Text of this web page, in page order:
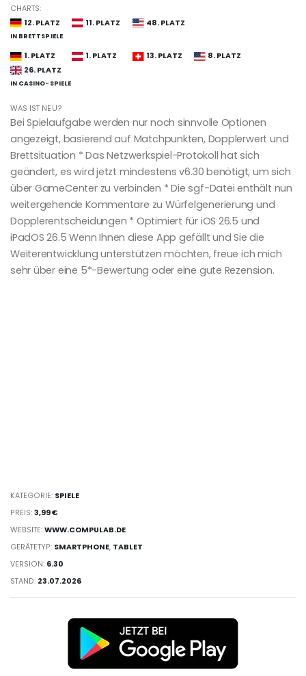
CHARTS:
12. PLATZ
11. PLATZ 48. PLATZ
IN BRETTSPIELE
1. PLATZ 1. PLATZ 13. PLATZ
8. PLATZ
26. PLATZ
IN CASINO-SPIELE
WAS IST NEU?
Bei Spielaufgabe werden nur noch sinnvolle Optionen
angezeigt, basierend auf Matchpunkten, Dopplerwert und
Brettsituation * Das Netzwerkspiel-Protokoll hat sich
geändert, es wird jetzt mindestens v6.30 benötigt, um sich
über GameCenter zu verbinden * Die sgf-Datei enthält nun
weitergehende Kommentare zu Würfelgenerierung und
Dopplerentscheidungen * Optimiert für iOS 26.5 und
iPadOS 26.5 Wenn Ihnen diese App gefällt und Sie die
Weiterentwicklung unterstützen möchten, freue ich mich
sehr über eine 5*-Bewertung oder eine gute Rezension.
KATEGORIE: SPIELE
PREIS:3,99 €
WEBSITE:WWW.COMPULAB.DE
GERÄTETYP: SMARTPHONE, TABLET
VERSION: 6.30
STAND: 23.07.2026